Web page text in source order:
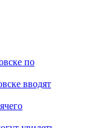
по
вводят